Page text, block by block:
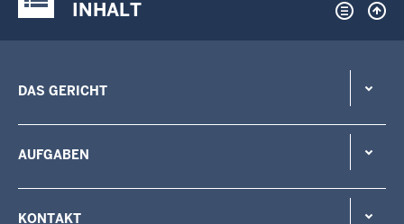
INHALT
DAS GERICHT
AUFGABEN
KONTAKT